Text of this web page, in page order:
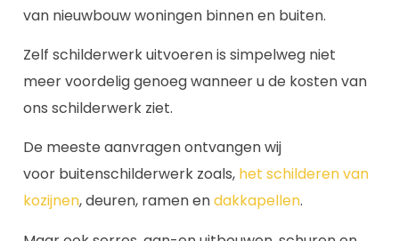
van nieuwbouw woningen binnen en buiten.
Zelf schilderwerk uitvoeren is simpelweg niet
meer voordelig genoeg wanneer u de kosten van
ons schilderwerk ziet.
De meeste aanvragen ontvangen wij
voor buitenschilderwerk zoals, het schilderen van
kozijnen, deuren, ramen endakkapellen.